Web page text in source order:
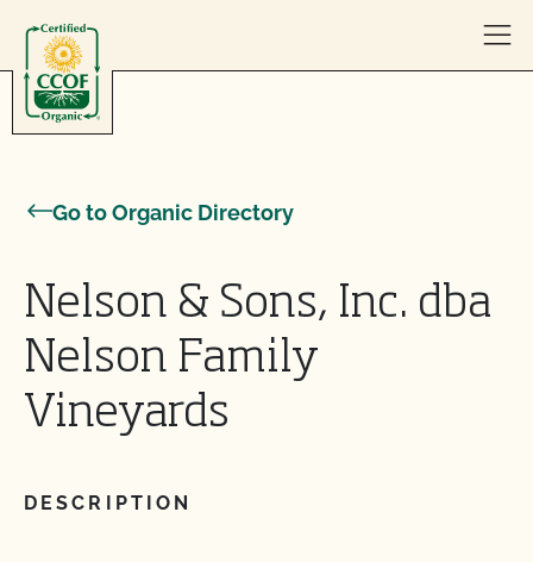
Go to Organic Directory
Nelson & Sons, Inc. dba
Nelson Family
Vineyards
DESCRIPTION